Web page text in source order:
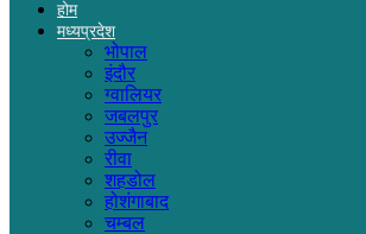
होम
मध्यप्रदेश
भोपाल
इंदौर
ग्वालियर
जबलपुर
उज्जैन
रीवा
शहडोल
होशंगाबाद
चम्बल